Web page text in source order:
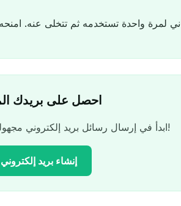
لمرة واحدة تستخدمه ثم تتخلى عنه.
احصل على بريدك
ابدأ في إرسال رسائل بريد إلكتروني مجهولة في ثوانٍ - لا حاجة للتسجيل!
إنشاء بريد